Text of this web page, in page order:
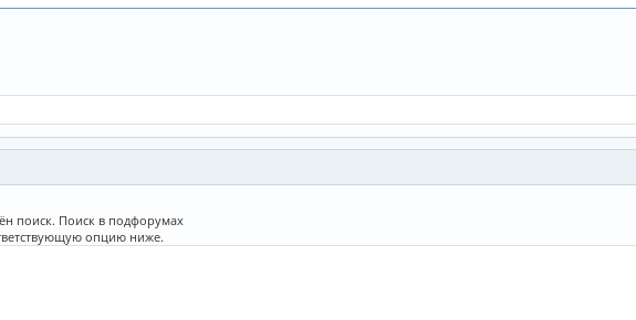
поиск. Поиск в подфорумах
опцию ниже.